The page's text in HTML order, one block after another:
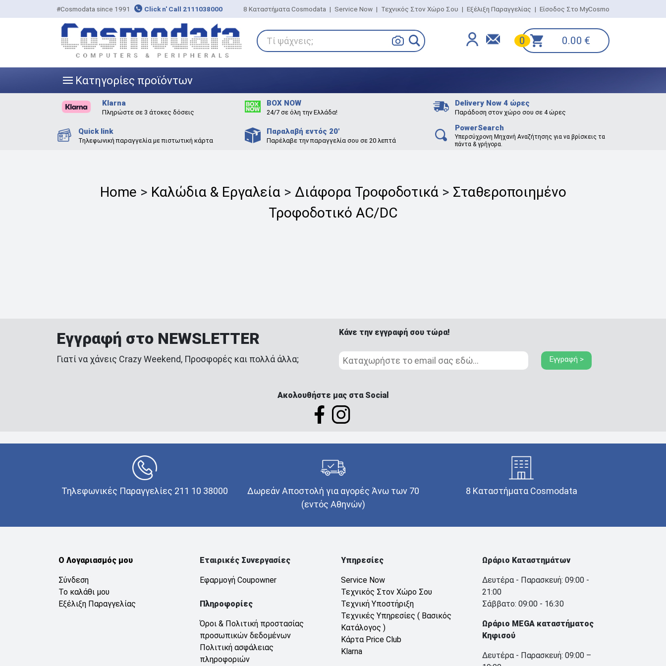
#Cosmodata since 1991 Click n' Call 2111038000 8 Καταστήματα Cosmodata | Service Now | Τεχνικός Στον Χώρο Σου | Εξέλιξη Παραγγελίας | Είσοδος Στο MyCosmo
Τί ψάχνεις; 0 0.00 €
||| Κατηγορίες προϊόντων
Klarna
Πληρώστε σε 3 άτοκες δόσεις
BOX NOW
24/7 σε όλη την Ελλάδα!
Delivery Now 4 ώρες
Παράδοση στον χώρο σου σε 4 ώρες
Quick link
Τηλεφωνική παραγγελία με πιστωτική κάρτα
Παραλαβή εντός 20'
Παρέλαβε την παραγγελία σου σε 20 λεπτά
PowerSearch
Υπερσύχρονη Μηχανή Αναζήτησης για να βρίσκεις τα
πάντα & γρήγορα.
Home > Καλώδια & Εργαλεία> Διάφορα Τροφοδοτικά> Σταθεροποιημένο
Τροφοδοτικό AC/DC
Εγγραφή στο NEWSLETTER
Γιατί να χάνεις Crazy Weekend, Προσφορές και πολλά άλλα;
Κάνε την εγγραφή σου τώρα!
Εγγραφή >
Ακολουθήστε μας στα Social
Τηλεφωνικές Παραγγελίες 211 10 38000
Δωρεάν Αποστολή για αγορές Άνω των 70
(εντός Αθηνών)
8 Καταστήματα Cosmodata
Ο Λογαριασμός μου
Σύνδεση
Το καλάθι μου
Εξέλιξη Παραγγελίας
Εταιρικές Συνεργασίες
Εφαρμογή Coupowner
Πληροφορίες
Όροι & Πολιτική προστασίας
προσωπικών δεδομένων
Πολιτική ασφάλειας
πληροφοριών
Υπηρεσίες
Service Now
Τεχνικός Στον Χώρο Σου
Τεχνική Υποστήριξη
Τεχνικές Υπηρεσίες ( Βασικός
Κατάλογος )
Κάρτα Price Club
Klarna
Ωράριο Καταστημάτων
Δευτέρα - Παρασκευή: 09:00 -
21:00
Σάββατο: 09:00 - 16:30
Ωράριο MEGA καταστήματος
Κηφισού
Δευτέρα - Παρασκευή: 09:00 –